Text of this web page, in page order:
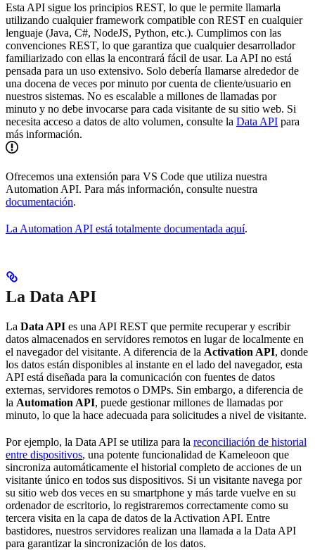
Esta API sigue los principios REST, lo que le permite llamarla
utilizando cualquier framework compatible con REST en cualquier
lenguaje (Java, C#, NodeJS, Python, etc.). Cumplimos con las
convenciones REST, lo que garantiza que cualquier desarrollador
familiarizado con ellas la encontrará fácil de usar. La API no está
pensada para un uso extensivo. Solo debería llamarse alrededor de
una docena de veces por minuto por cuenta de cliente/usuario en
nuestros sistemas. No es escalable a millones de llamadas por
minuto y no debe invocarse para cada visitante de su sitio web. Si
necesita acceso a datos de alto volumen, consulte la Data API para
más información.
Ofrecemos una extensión para VS Code que utiliza nuestra
Automation API. Para más información, consulte nuestra
documentación.
La Automation API está totalmente documentada aquí.
La Data API
La Data API es una API REST que permite recuperar y escribir
datos almacenados en servidores remotos en lugar de localmente en
el navegador del visitante. A diferencia de la Activation API, donde
los datos están disponibles al instante en el lado del navegador, esta
API está diseñada para la comunicación con fuentes de datos
externas, servidores remotos o DMPs. Sin embargo, a diferencia de
la Automation API, puede gestionar millones de llamadas por
minuto, lo que la hace adecuada para solicitudes a nivel de visitante.
Por ejemplo, la Data API se utiliza para la reconciliación de historial
entre dispositivos, una potente funcionalidad de Kameleoon que
sincroniza automáticamente el historial completo de acciones de un
visitante único en todos sus dispositivos. Si un visitante navega por
su sitio web dos veces en su smartphone y más tarde vuelve en su
ordenador de escritorio, lo registraremos correctamente como su
tercera visita en la capa de datos de la Activation API. Entre
bastidores, nuestros servidores realizan una llamada a la Data API
para garantizar la sincronización de los datos.